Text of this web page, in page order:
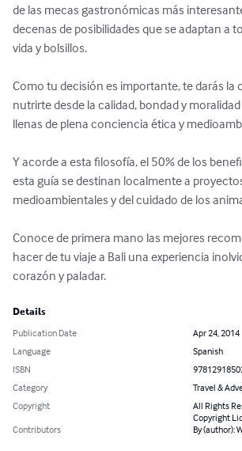
de las mecas gastronómicas más
decenas de posibilidades que se adaptan a
vida y bolsillos.
Como tu decisión es importante, te darás la
nutrirte desde la calidad, bondad y
llenas de plena conciencia ética y
Y acorde a esta filosofía, el 50% de los
esta guía se destinan localmente a
medioambientales y del cuidado de los
Conoce de primera mano las mejores
hacer de tu viaje a Bali una experiencia
corazón y paladar.
Details
Publication Date
Apr 24, 2014
Language
Spanish
ISBN
Category
Travel &
Copyright
All Rights
Copyright
Contributors
By (author):